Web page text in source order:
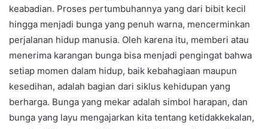
keabadian. Proses pertumbuhannya yang dari bibit kecil
hingga menjadi bunga yang penuh warna, mencerminkan
perjalanan hidup manusia. Oleh karena itu, memberi atau
menerima karangan bunga bisa menjadi pengingat bahwa
setiap momen dalam hidup, baik kebahagiaan maupun
kesedihan, adalah bagian dari siklus kehidupan yang
berharga. Bunga yang mekar adalah simbol harapan, dan
bunga yang layu mengajarkan kita tentang ketidakkekalan,